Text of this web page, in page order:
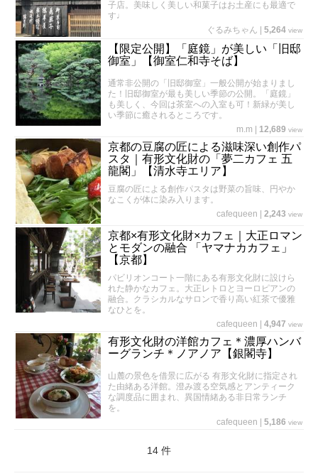
子店。美味しく美しい和菓子はお土産にも最適で
す♩
ぐるみちゃん
5,264 view
【限定公開】「庭鏡」が美しい「旧邸
御室」【御室仁和寺そば】
通常非公開の「旧邸御室」一般公開が始まりまし
た！旧邸御室が最も美しい季節の公開。「庭鏡」
も美しく、今回は茶室への入室も可！新緑が美し
い季節に癒されるところです。
m.m
12,689 view
京都の豆腐の匠による滋味深い創作パ
スタ｜有形文化財の「夢二カフェ 五
龍閣」【清水寺エリア】
豆腐の匠による創作パスタは野菜の旨味、円やか
なこくが体に染み入ります。
cafequeen
2,243 view
京都×有形文化財×カフェ｜大正ロマン
とモダンの融合 「ヤマナカカフェ」
【京都】
パビリオンコート一階にある有形文化財に設けら
れた静かなカフェ。大正レトロとヨーロピアンの
融合。クラシカルなサロンで香り高い紅茶で優雅
なひとを。
cafequeen
4,947 view
有形文化財の洋館カフェ＊濃厚ハンバ
ーグランチ＊ノアノア【銀閣寺】
山麓の景色を借景に広がる 有形文化財に指定され
た由緒ある洋館。澄み渡る空気感とアンティーク
な調度品に囲まれ、異国情緒ある非日常ランチ
を。
cafequeen
5,186 view
14 件